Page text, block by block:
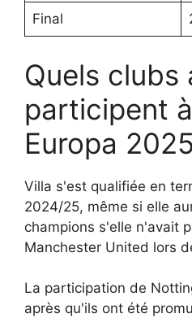
Final
Quels clubs
participent
Europa
Villa s'est qualifiée en
2024/25, même si elle
champions s'elle n'avait
Manchester United lors
La participation de
après qu'ils ont été